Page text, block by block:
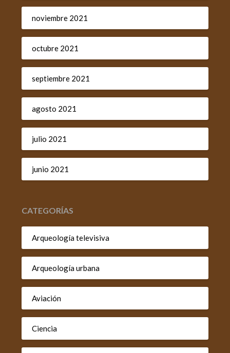
noviembre 2021
octubre 2021
septiembre 2021
agosto 2021
julio 2021
junio 2021
CATEGORÍAS
Arqueología televisiva
Arqueología urbana
Aviación
Ciencia